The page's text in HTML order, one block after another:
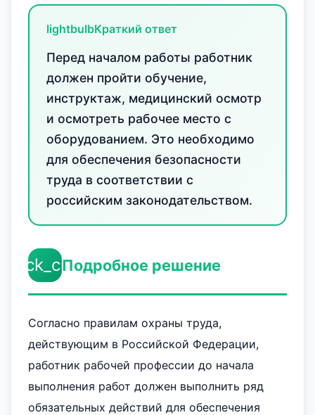
lightbulbКраткий ответ
Перед началом работы работник
должен пройти обучение,
инструктаж, медицинский осмотр
и осмотреть рабочее место с
оборудованием. Это необходимо
для обеспечения безопасности
труда в соответствии с
российским законодательством.
Подробное решение
Согласно правилам охраны труда,
действующим в Российской Федерации,
работник рабочей профессии до начала
выполнения работ должен выполнить ряд
обязательных действий для обеспечения